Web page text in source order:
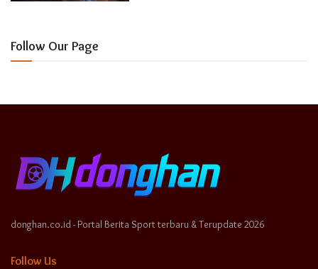
Follow Our Page
donghan.co.id - Portal Berita Sport terbaru & Terupdate 2026
Follow Us